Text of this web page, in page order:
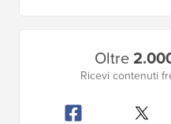
Oltre
Ricevi contenuti